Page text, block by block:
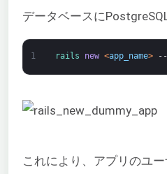
データベースに
1 rails new <app_name> --
これにより、アプリのユ